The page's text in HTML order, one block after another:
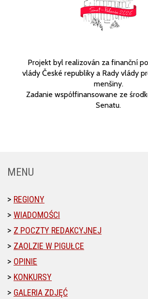
Projekt byl realizován za finanční
vlády České republiky a Rady vlády
menšiny.
Zadanie współfinansowane ze
Senatu.
MENU
REGIONY
WIADOMOŚCI
Z POCZTY REDAKCYJNEJ
ZAOLZIE W PIGUŁCE
OPINIE
KONKURSY
GALERIA ZDJĘĆ